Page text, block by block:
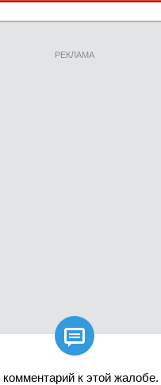
РЕКЛАМА

к этой